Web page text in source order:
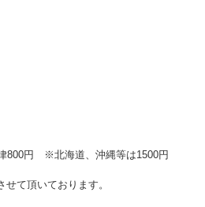
800円 ※北海道、沖縄等は1500円
て頂いております。